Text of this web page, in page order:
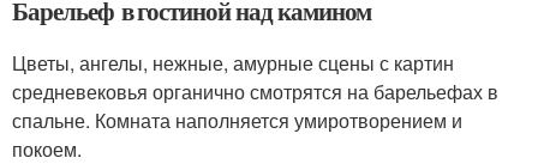
Барельеф в гостиной над камином
Цветы, ангелы, нежные, амурные сцены с картин
средневековья органично смотрятся на барельефах в
спальне. Комната наполняется умиротворением и
покоем.